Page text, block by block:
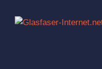
Inhalt